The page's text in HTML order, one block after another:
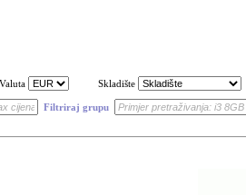
Valuta
Skladište
Filtriraj grupu